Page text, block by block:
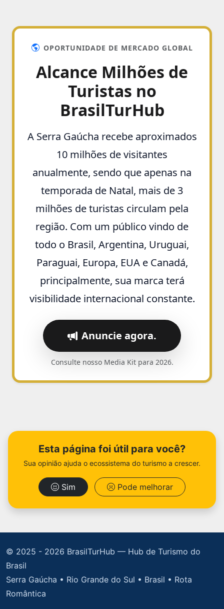
OPORTUNIDADE DE MERCADO GLOBAL
Alcance Milhões de
Turistas no
BrasilTurHub
A Serra Gaúcha recebe aproximados
10 milhões de visitantes
anualmente, sendo que apenas na
temporada de Natal, mais de 3
milhões de turistas circulam pela
região. Com um público vindo de
todo o Brasil, Argentina, Uruguai,
Paraguai, Europa, EUA e Canadá,
principalmente, sua marca terá
visibilidade internacional constante.
Anuncie agora.
Consulte nosso Media Kit para 2026.
Esta página foi útil para você?
Sua opinião ajuda o ecossistema do turismo a crescer.
Sim Pode melhorar
© 2025 - 2026 BrasilTurHub — Hub de Turismo do
Brasil
Serra Gaúcha • Rio Grande do Sul • Brasil • Rota
Romântica